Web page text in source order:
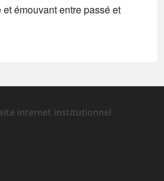
émouvant entre passé et
site internet institutionnel